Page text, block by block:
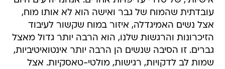
עובדתית שהמוח של גבר ואישה הוא לא אותו מוח,
אצל נשים האמיגדלה, איזור במוח שקשור לעיבוד
הזיכרונות והרגשות שלנו, הוא הרבה יותר גדול מאצל
גברים. זו הסיבה שנשים הן הרבה יותר אינטואיטיביות,
שמות לב לדקויות, רגישות, מולטי-טאסקיות. אצל